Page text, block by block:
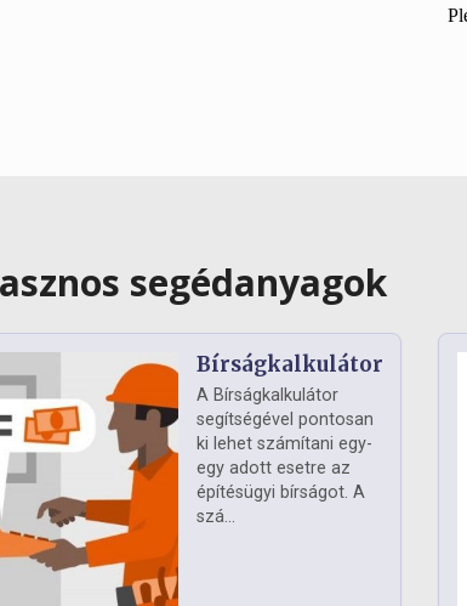
segédanyagok
Bírságkalkulátor
A Bírságkalkulátor
segítségével pontosan
ki lehet számítani egy-
egy adott esetre az
építésügyi bírságot. A
szá...